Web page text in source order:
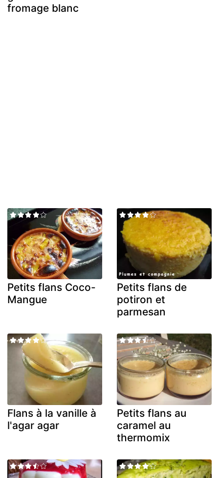
fromage blanc
Petits flans Coco-
Mangue
Petits flans de
potiron et
parmesan
Flans à la vanille à
l'agar agar
Petits flans au
caramel au
thermomix